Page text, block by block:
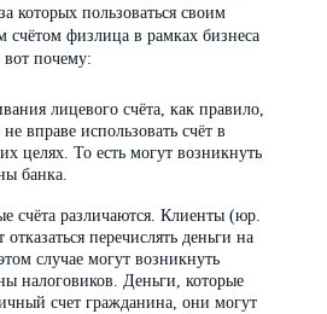
которых пользоваться своим
физлица в рамках бизнеса
вот почему:
лицевого счёта, как правило,
вправе использовать счёт в
целях. То есть могут возникнуть
банка.
счёта различаются. Клиенты (юр.
перечислять деньги на
случае могут возникнуть
налоговиков. Деньги, которые
счет гражданина, они могут